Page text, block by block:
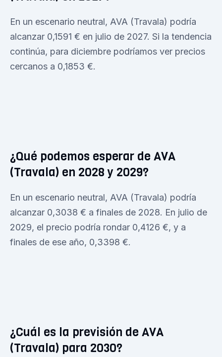
En un escenario neutral, AVA (Travala) podría
alcanzar 0,1591 € en julio de 2027. Si la tendencia
continúa, para diciembre podríamos ver precios
cercanos a 0,1853 €.
¿Qué podemos esperar de AVA
(Travala) en 2028 y 2029?
En un escenario neutral, AVA (Travala) podría
alcanzar 0,3038 € a finales de 2028. En julio de
2029, el precio podría rondar 0,4126 €, y a
finales de ese año, 0,3398 €.
¿Cuál es la previsión de AVA
(Travala) para 2030?